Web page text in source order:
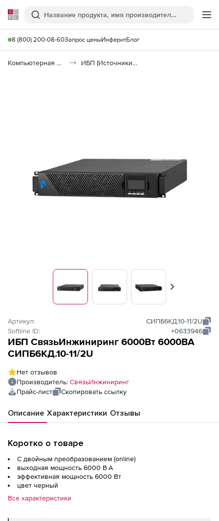
Softline
Поиск
8 (800) 200-08-60Запрос ценыИнферитБлог
Компьютерная периферия ИБП (Источники бесперебойного питания)
Вперед
Артикул:
СИПБ6КД.10-11/2U
Softline ID:
+0633946
ИБП СвязьИнжиниринг 6000Вт 6000ВА
СИПБ6КД.10-11/2U
Нет отзывов
Производитель: СвязьИнжиниринг
Прайс-лист
Скопировать ссылку
Описание Характеристики Отзывы
Коротко о товаре
С двойным преобразованием (online)
выходная мощность 6000 В·А
эффективная мощность 6000 Вт
цвет черный
Все характеристики